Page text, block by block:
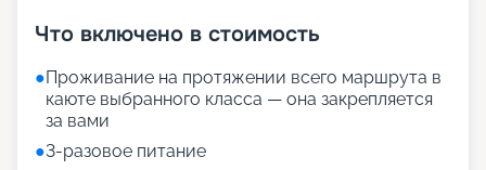
Что включено в стоимость
●Проживание на протяжении всего маршрута в
каюте выбранного класса — она закрепляется
за вами
●3-разовое питание